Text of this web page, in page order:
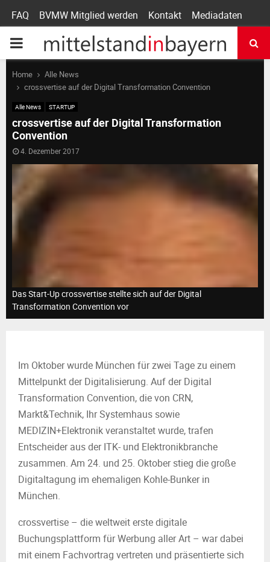
FAQ BVMW Mitglied werden Kontakt Mediadaten
P
R
M
A
R
Y
E
U
Home
Alle News
crossvertise auf der Digital Transformation Convention
Alle News STARTUP
crossvertise auf der Digital Transformation
Convention
4. Dezember 2017
Das Start-Up crossvertise stellte sich auf der Digital
Transformation Convention vor
Im Oktober wurde München für zwei Tage zu einem
Mittelpunkt der Digitalisierung. Auf der Digital
Transformation Convention, die von CRN,
Markt&Technik, Ihr Systemhaus sowie
MEDIZIN+Elektronik veranstaltet wurde, trafen
Entscheider aus der ITK- und Elektronikbranche
zusammen. Am 24. und 25. Oktober stieg die große
Digitaltagung im ehemaligen Kohle-Bunker in
München.
crossvertise – die weltweit erste digitale
Buchungsplattform für Werbung aller Art – war dabei
mit einem Fachvortrag vertreten und präsentierte sich